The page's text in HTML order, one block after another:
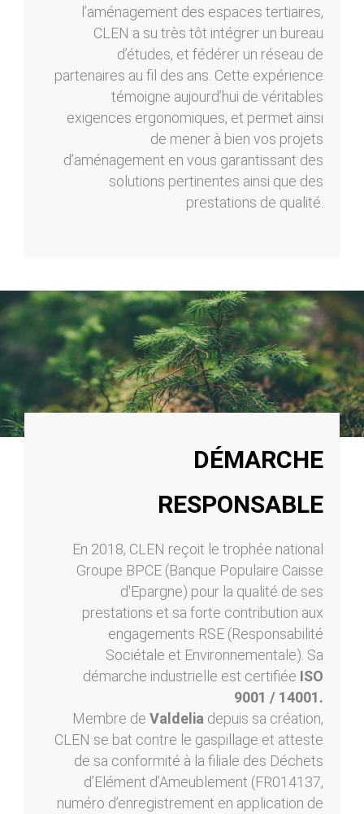
l’aménagement des espaces tertiaires,
CLEN a su très tôt intégrer un bureau
d’études, et fédérer un réseau de
partenaires au fil des ans. Cette expérience
témoigne aujourd’hui de véritables
exigences ergonomiques, et permet ainsi
de mener à bien vos projets
d’aménagement en vous garantissant des
solutions pertinentes ainsi que des
prestations de qualité.
DÉMARCHE
RESPONSABLE
En 2018, CLEN reçoit le trophée national
Groupe BPCE (Banque Populaire Caisse
d'Epargne) pour la qualité de ses
prestations et sa forte contribution aux
engagements RSE (Responsabilité
Sociétale et Environnementale). Sa
démarche industrielle est certifiée ISO
9001 / 14001.
Membre de Valdelia depuis sa création,
CLEN se bat contre le gaspillage et atteste
de sa conformité à la filiale des Déchets
d’Elément d’Ameublement (FR014137,
numéro d’enregistrement en application de